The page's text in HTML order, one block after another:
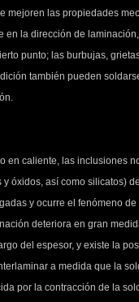
mejoren las propiedades
en la dirección de
punto; las burbujas,
también pueden
en caliente, las inclusiones
óxidos, así como silicatos)
y ocurre el fenómeno
deteriora en gran
del espesor, y existe la
a medida que la
por la contracción de la